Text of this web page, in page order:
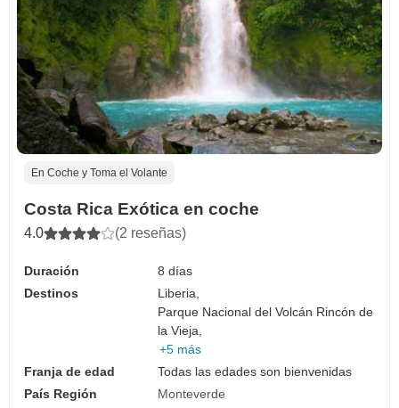
En Coche y Toma el Volante
Costa Rica Exótica en coche
4.0 (2 reseñas)
Duración
8 días
Destinos
Liberia,
Parque Nacional del Volcán Rincón de
la Vieja,
+5 más
Franja de edad
Todas las edades son bienvenidas
País Región
Monteverde